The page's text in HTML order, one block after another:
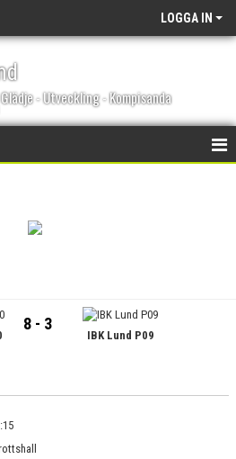
LOGGA IN
- Utveckling - Kompisanda
8 - 3
IBK Lund P09